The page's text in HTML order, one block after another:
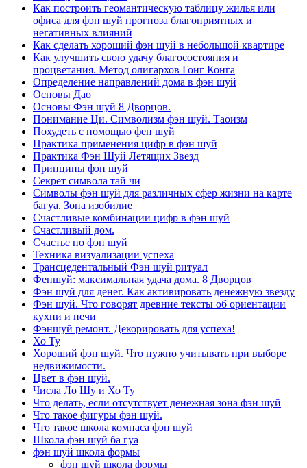
Как построить геомантическую таблицу жилья или
офиса для фэн шуй прогноза благоприятных и
негативных влияний
Как сделать хороший фэн шуй в небольшой квартире
Как улучшить свою удачу благосостояния и
процветания. Метод олигархов Гонг Конга
Определение направлений дома в фэн шуй
Основы Дао
Основы Фэн шуй 8 Дворцов.
Понимание Ци. Символизм фэн шуй. Таоизм
Похудеть с помощью фен шуй
Практика применения цифр в фэн шуй
Практика Фэн Шуй Летящих Звезд
Принципы фэн шуй
Секрет символа тай чи
Символы фэн шуй для различных сфер жизни на карте
багуа. Зона изобилие
Счастливые комбинации цифр в фэн шуй
Счастливый дом.
Счастье по фэн шуй
Техника визуализации успеха
Трансцедентальный Фэн шуй ритуал
Феншуй: максимальная удача дома. 8 Дворцов
Фэн шуй для денег. Как активировать денежную звезду
Фэн шуй. Что говорят древние тексты об ориентации
кухни и печи
Фэншуй ремонт. Декорировать для успеха!
Хо Ту
Хороший фэн шуй. Что нужно учитывать при выборе
недвижимости.
Цвет в фэн шуй.
Числа Ло Шу и Хо Ту
Что делать, если отсутствует денежная зона фэн шуй
Что такое фигуры фэн шуй.
Что такое школа компаса фэн шуй
Школа фэн шуй ба гуа
фэн шуй школа формы
фэн шуй школа формы